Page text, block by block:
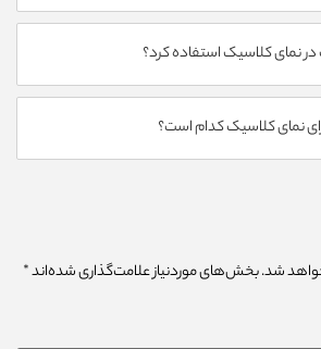
در نمای کلاسیک استفاده کرد؟
نمای کلاسیک کدام است؟
شد.بخش‌های موردنیاز علامت‌گذاری شده‌اند*